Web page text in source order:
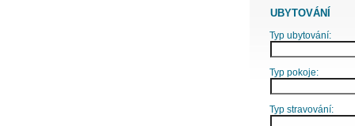
UBYTOVÁNÍ
Typ ubytování:
Typ pokoje:
Typ stravování: